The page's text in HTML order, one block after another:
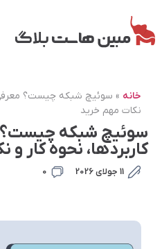
خانه » سوئیچ شبکه چیست؟ معرفی
نکات مهم خرید
سوئیچ شبکه چیست؟
کاربردها، نحوه کار
11 جولای 2026 0